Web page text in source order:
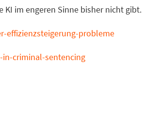
KI im engeren Sinne bisher nicht gibt.
effizienzsteigerung-probleme
criminal-sentencing